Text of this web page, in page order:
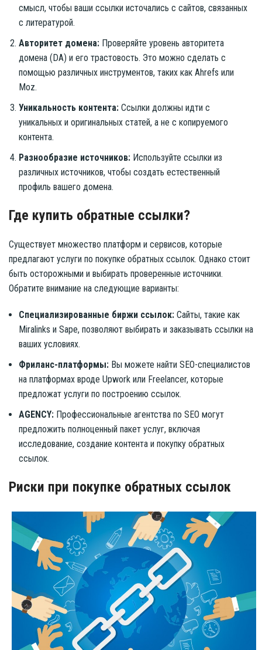
смысл, чтобы ваши ссылки источались с сайтов, связанных
с литературой.
Авторитет домена: Проверяйте уровень авторитета
домена (DA) и его трастовость. Это можно сделать с
помощью различных инструментов, таких как Ahrefs или
Moz.
Уникальность контента: Ссылки должны идти с
уникальных и оригинальных статей, а не с копируемого
контента.
Разнообразие источников: Используйте ссылки из
различных источников, чтобы создать естественный
профиль вашего домена.
Где купить обратные ссылки?
Существует множество платформ и сервисов, которые
предлагают услуги по покупке обратных ссылок. Однако стоит
быть осторожными и выбирать проверенные источники.
Обратите внимание на следующие варианты:
Специализированные биржи ссылок: Сайты, такие как
Miralinks и Sape, позволяют выбирать и заказывать ссылки на
ваших условиях.
Фриланс-платформы: Вы можете найти SEO-специалистов
на платформах вроде Upwork или Freelancer, которые
предложат услуги по построению ссылок.
AGENCY: Профессиональные агентства по SEO могут
предложить полноценный пакет услуг, включая
исследование, создание контента и покупку обратных
ссылок.
Риски при покупке обратных ссылок